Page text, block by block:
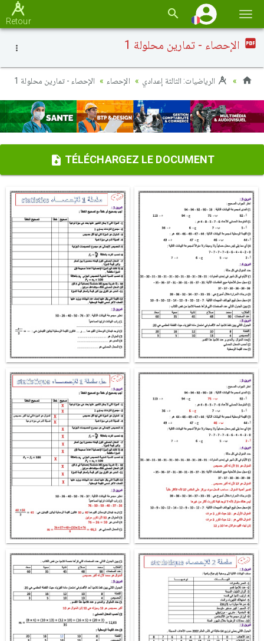
la
Retour
الإحصاء - تمارين محلولة 1
الرياضيات: الثالثة إعدادي الإحصاء الإحصاء - تمارين محلولة 1
TÉLÉCHARGEZ LE DOCUMENT